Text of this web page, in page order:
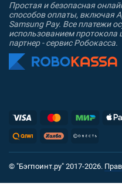
Простая и безопасная
способов оплаты, включая
Samsung Pay. Все платежи
использованием
партнер - сервис Робокасса.
© "Бэгпоинт.ру" 2017-2026.